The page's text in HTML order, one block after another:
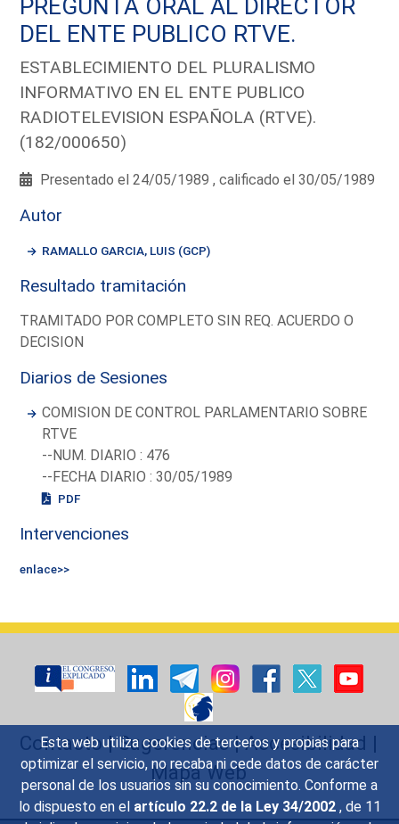
Esta web utiliza cookies de terceros y propias para
optimizar el servicio, no recaba ni cede datos de carácter
personal de los usuarios sin su conocimiento. Conforme a
lo dispuesto en el artículo 22.2 de la Ley 34/2002 , de 11
PREGUNTA ORAL AL DIRECTOR
DEL ENTE PUBLICO RTVE.
ESTABLECIMIENTO DEL PLURALISMO
INFORMATIVO EN EL ENTE PUBLICO
RADIOTELEVISION ESPAÑOLA (RTVE).
(182/000650)
Presentado el 24/05/1989 , calificado el 30/05/1989
Autor
RAMALLO GARCIA, LUIS (GCP)
Resultado tramitación
TRAMITADO POR COMPLETO SIN REQ. ACUERDO O
DECISION
Diarios de Sesiones
COMISION DE CONTROL PARLAMENTARIO SOBRE
RTVE
--NUM. DIARIO : 476
--FECHA DIARIO : 30/05/1989
PDF
Intervenciones
enlace>>
Contacto|Sugerencias|Accesibilidad |
Mapa Web